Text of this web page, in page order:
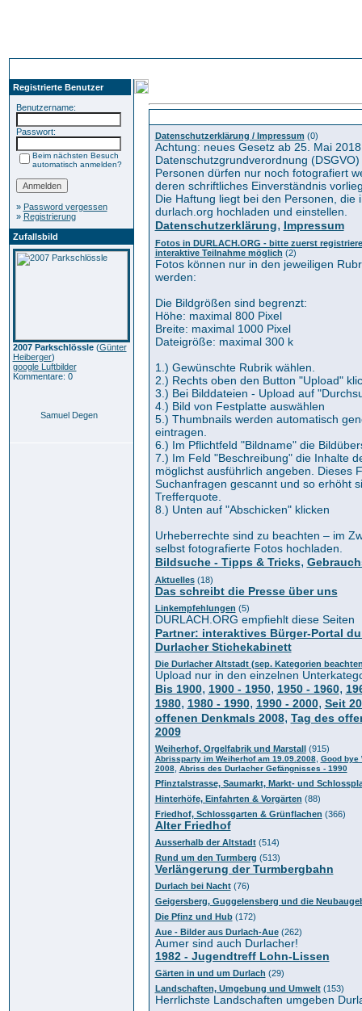
Registrierte Benutzer
Benutzername:
Passwort:
Beim nächsten Besuch
automatisch anmelden?
» Password vergessen
» Registrierung
Zufallsbild
2007 Parkschlössle(Günter
Heiberger)
google Luftbilder
Kommentare: 0
Samuel Degen
Datenschutzerklärung / Impressum (0)
Achtung: neues Gesetz ab 25. Mai 2018
Datenschutzgrundverordnung (DSGVO)
Personen dürfen nur noch fotografiert
deren schriftliches Einverständnis
Die Haftung liegt bei den Personen, die
durlach.org hochladen und einstellen.
Datenschutzerklärung, Impressum
Fotos in DURLACH.ORG - bitte zuerst
interaktive Teilnahme möglich (2)
Fotos können nur in den jeweiligen
werden:
Die Bildgrößen sind begrenzt:
Höhe: maximal 800 Pixel
Breite: maximal 1000 Pixel
Dateigröße: maximal 300 k
1.) Gewünschte Rubrik wählen.
2.) Rechts oben den Button "Upload"
3.) Bei Bilddateien - Upload auf
4.) Bild von Festplatte auswählen
5.) Thumbnails werden automatisch
eintragen.
6.) Im Pflichtfeld "Bildname" die
7.) Im Feld "Beschreibung" die Inhalte
möglichst ausführlich angeben. Dieses
Suchanfragen gescannt und so erhöht
Trefferquote.
8.) Unten auf "Abschicken" klicken
Urheberrechte sind zu beachten – im
selbst fotografierte Fotos hochladen.
Bildsuche - Tipps & Tricks,
Aktuelles(18)
Das schreibt die Presse über uns
Linkempfehlungen (5)
DURLACH.ORG empfiehlt diese Seiten
Partner: interaktives Bürger-Portal
Durlacher Stichekabinett
Die Durlacher Altstadt (sep. Kategorien
Upload nur in den einzelnen
Bis 1900, 1900 - 1950, 1950 - 1960,
1980, 1980 - 1990, 1990 - 2000, Seit
offenen Denkmals 2008, Tag des
2009
Weiherhof, Orgelfabrik und Marstall(915)
Abrissparty im Weiherhof am 19.09.2008, Good bye
2008, Abriss des Durlacher Gefängnisses - 1990
Pfinztalstrasse, Saumarkt, Markt- und
Hinterhöfe, Einfahrten & Vorgärten (88)
Friedhof, Schlossgarten & Grünflachen (366)
Alter Friedhof
Ausserhalb der Altstadt(514)
Rund um den Turmberg (513)
Verlängerung der Turmbergbahn
Durlach bei Nacht(76)
Geigersberg, Guggelensberg und die
Die Pfinz und Hub(172)
Aue - Bilder aus Durlach-Aue(262)
Aumer sind auch Durlacher!
1982 - Jugendtreff Lohn-Lissen
Gärten in und um Durlach (29)
Landschaften, Umgebung und Umwelt(153)
Herrlichste Landschaften umgeben